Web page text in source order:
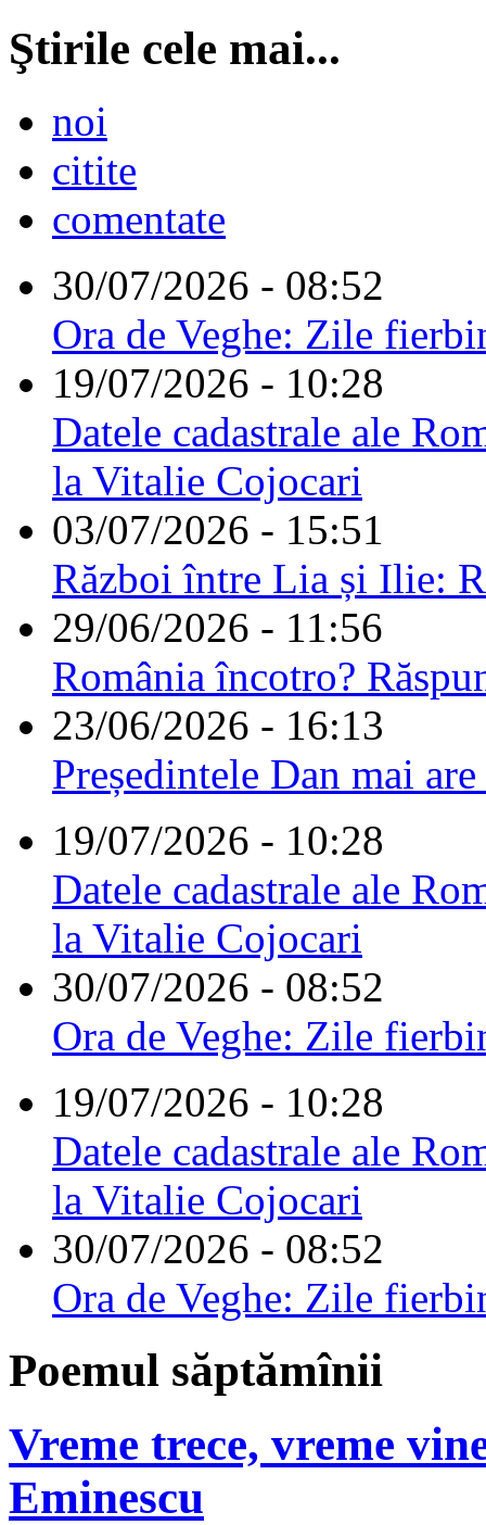
Ştirile cele mai...
noi
citite
comentate
30/07/2026 - 08:52
Ora de Veghe: Zile
19/07/2026 - 10:28
Datele cadastrale ale
la Vitalie Cojocari
03/07/2026 - 15:51
Război între Lia și Ilie:
29/06/2026 - 11:56
România încotro?
23/06/2026 - 16:13
Președintele Dan mai
19/07/2026 - 10:28
Datele cadastrale ale
la Vitalie Cojocari
30/07/2026 - 08:52
Ora de Veghe: Zile
19/07/2026 - 10:28
Datele cadastrale ale
la Vitalie Cojocari
30/07/2026 - 08:52
Ora de Veghe: Zile
Poemul săptămînii
Vreme trece, vreme
Eminescu